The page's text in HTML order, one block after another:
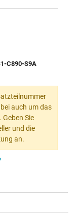
C890-S9A
auch um das
Sie
und die
an.